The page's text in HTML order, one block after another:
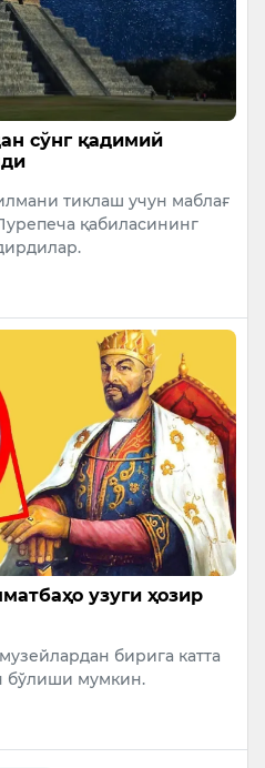
сўнг қадимий
тиклаш учун маблағ
қабиласининг
узуги ҳозир
бирига катта
бўлиши мумкин.